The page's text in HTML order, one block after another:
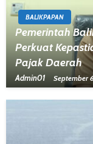
BALIKPAPAN
Pemerintah
Perkuat
Pajak Daerah
Admin01 September